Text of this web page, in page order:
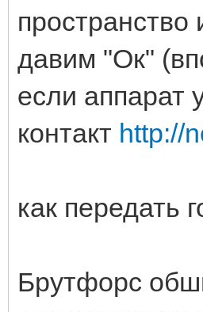
пространство
давим "Ок"
если аппарат
контакт http://
как передать
Брутфорс